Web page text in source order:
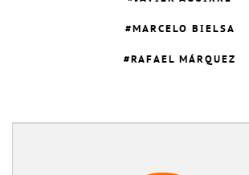
MARCELO BIELSA
RAFAEL MÁRQUEZ